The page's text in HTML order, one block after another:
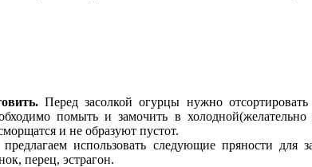
Перед засолкой огурцы нужно
помыть и замочить в
и не образуют пустот.
использовать следующие пряности для
перец, эстрагон.